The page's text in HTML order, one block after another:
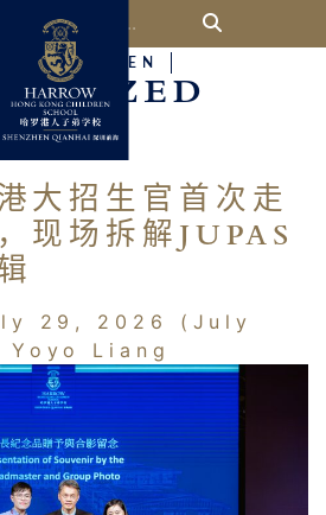
中 EN
大招生官首次走
现场拆解JUPAS
29, 2026
(July
Yoyo Liang